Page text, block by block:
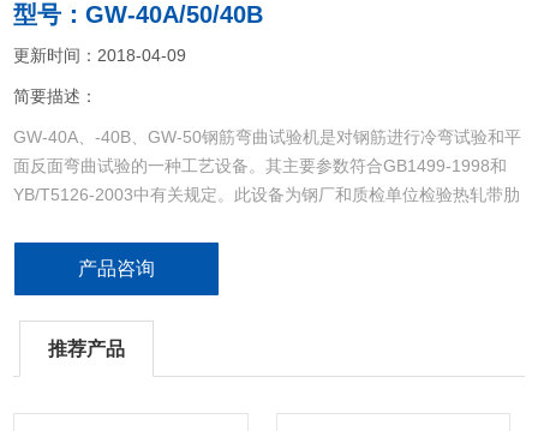
型号：GW-40A/50/40B
更新时间：2018-04-09
简要描述：
GW-40A、-40B、GW-50钢筋弯曲试验机是对钢筋进行冷弯试验和平
面反面弯曲试验的一种工艺设备。其主要参数符合GB1499-1998和
YB/T5126-2003中有关规定。此设备为钢厂和质检单位检验热轧带肋
产品咨询
推荐产品